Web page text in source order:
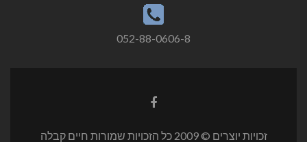
052-88-0606-8
Facebook
זכויות יוצרים © 2009 כל הזכויות שמורות חיים קבלה